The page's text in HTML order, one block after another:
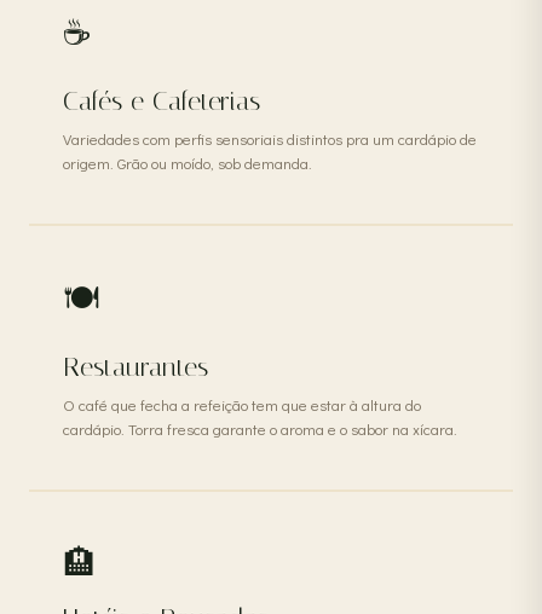
☕
Cafés e Cafeterias
Variedades com perfis sensoriais distintos pra um cardápio de
origem. Grão ou moído, sob demanda.
🍽
Restaurantes
O café que fecha a refeição tem que estar à altura do
cardápio. Torra fresca garante o aroma e o sabor na xícara.
🏨